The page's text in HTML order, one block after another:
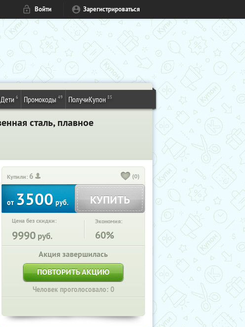
Войти Зарегистрироваться
Дети 6 Промокоды 49 ПолучиКупон 85
сталь, плавное
Купили: 6 (0)
от 3500 руб. КУПИТЬ
Цена без скидки:
9990 руб.
Экономия:
60%
Акция завершилась
ПОВТОРИТЬ АКЦИЮ
Человек проголосовало: 0